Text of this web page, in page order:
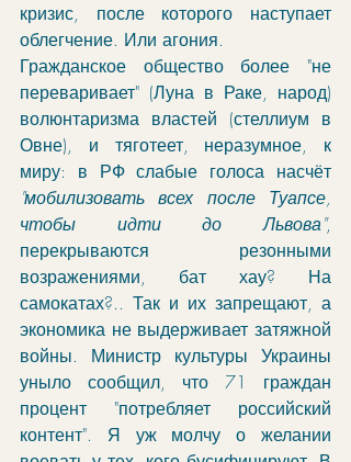
кризис, после которого наступает
облегчение. Или агония.
Гражданское общество более "не
переваривает" (Луна в Раке, народ)
волюнтаризма властей (стеллиум в
Овне), и тяготеет, неразумное, к
"мобилизовать всех после Туапсе,
чтобы идти до Львова",
перекрываются резонными
возражениями, бат хау? На
самокатах?.. Так и их запрещают, а
экономика не выдерживает затяжной
войны. Министр культуры Украины
уныло сообщил, что 71 граждан
процент "потребляет российский
контент". Я уж молчу о желании